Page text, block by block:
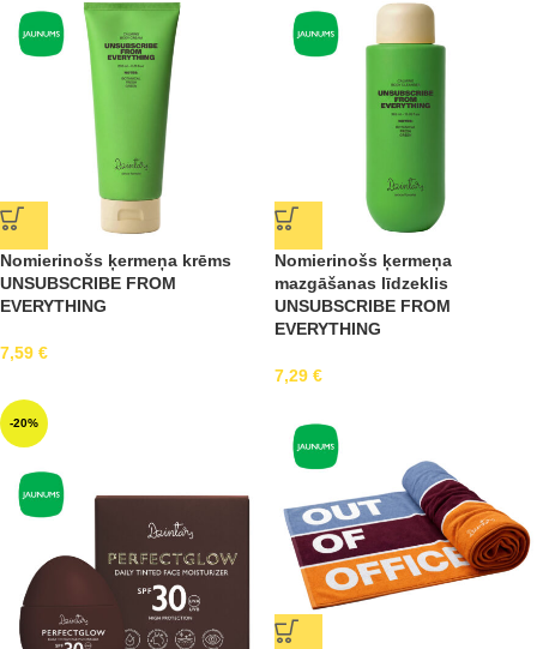
Nomierinošs ķermeņa krēms
UNSUBSCRIBE FROM
EVERYTHING
7,59 €
Nomierinošs ķermeņa
mazgāšanas līdzeklis
UNSUBSCRIBE FROM
EVERYTHING
7,29 €
-20%